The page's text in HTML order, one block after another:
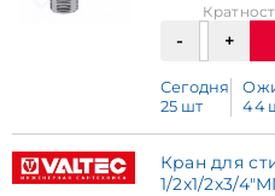
Сегодня
25 шт
44
Кран для
1/2х1/2х3/